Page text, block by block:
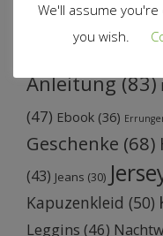
Schlagwörter
Anleitung(83)
(47) Ebook (36)
Geschenke (68)
(43) Jeans (30)
Kapuzenkleid (50)
Leggins (46)
We'll assume
you wish.